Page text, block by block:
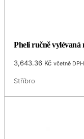
Pheli ručně vylévaná
3,643.36 Kč včetně DPH
Stříbro